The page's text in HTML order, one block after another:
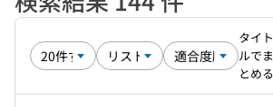
タイト
ルでま
とめる